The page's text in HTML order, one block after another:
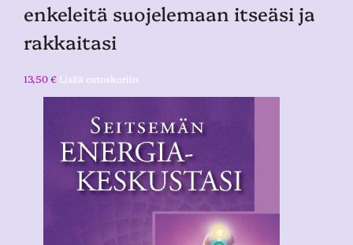
enkeleitä suojelemaan itseäsi ja
rakkaitasi
13,50€ Lisää ostoskoriin